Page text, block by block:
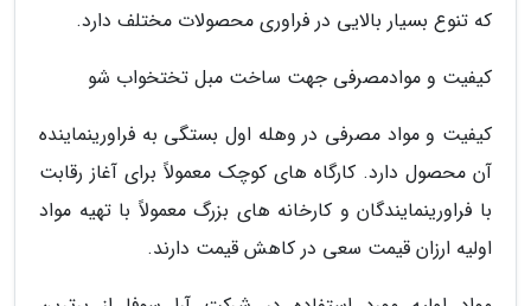
که تنوع بسیار بالایی در فراوری محصولات مختلف دارد.
کیفیت و موادمصرفی جهت ساخت مبل تختخواب شو
کیفیت و مواد مصرفی در وهله اول بستگی به فراورینماینده
آن محصول دارد. کارگاه های کوچک معمولاً برای آغاز رقابت
با فراورینمایندگان و کارخانه های بزرگ معمولاً با تهیه مواد
اولیه ارزان قیمت سعی در کاهش قیمت دارند.